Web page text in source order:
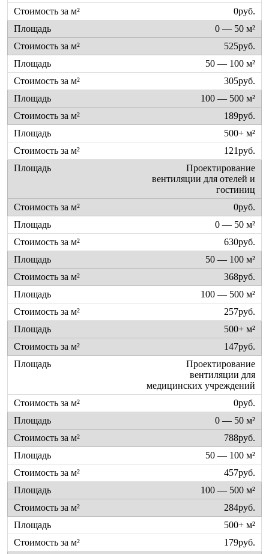
0руб.
0 — 50 м²
525руб.
50 — 100 м²
305руб.
100 — 500 м²
189руб.
500+ м²
121руб.
Проектирование
вентиляции для отелей и
гостиниц
0руб.
0 — 50 м²
630руб.
50 — 100 м²
368руб.
100 — 500 м²
257руб.
500+ м²
147руб.
Проектирование
вентиляции для
медицинских учреждений
0руб.
0 — 50 м²
788руб.
50 — 100 м²
457руб.
100 — 500 м²
284руб.
500+ м²
179руб.